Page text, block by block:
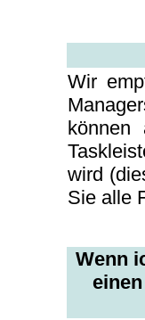
Wir
können
wird
Sie alle
Wenn